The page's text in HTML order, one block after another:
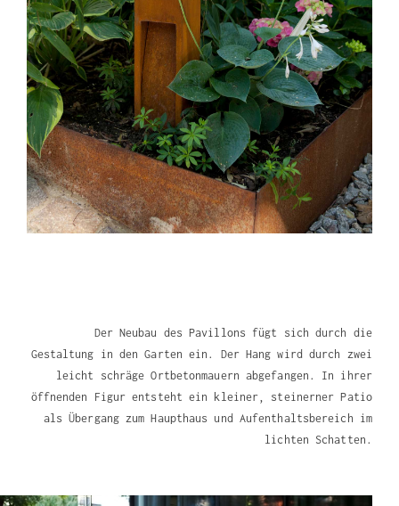
Der Neubau des Pavillons fügt sich durch die
Gestaltung in den Garten ein. Der Hang wird durch zwei
leicht schräge Ortbetonmauern abgefangen. In ihrer
öffnenden Figur entsteht ein kleiner, steinerner Patio
als Übergang zum Haupthaus und Aufenthaltsbereich im
lichten Schatten.